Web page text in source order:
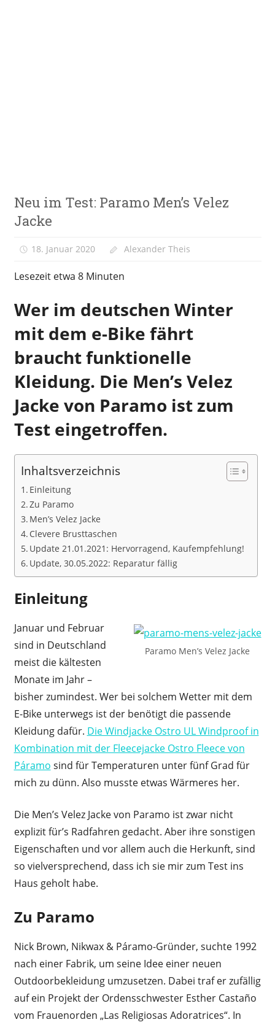
Neu im Test: Paramo Men’s Velez
Jacke
18. Januar 2020 Alexander Theis
Lesezeit etwa 8 Minuten
Wer im deutschen Winter
mit dem e-Bike fährt
braucht funktionelle
Kleidung. Die Men’s Velez
Jacke von Paramo ist zum
Test eingetroffen.
Inhaltsverzeichnis
Einleitung
Zu Paramo
Men’s Velez Jacke
Clevere Brusttaschen
Update 21.01.2021: Hervorragend, Kaufempfehlung!
Update, 30.05.2022: Reparatur fällig
Einleitung
Paramo Men’s Velez Jacke
Januar und Februar
sind in Deutschland
meist die kältesten
Monate im Jahr –
bisher zumindest. Wer bei solchem Wetter mit dem
E-Bike unterwegs ist der benötigt die passende
Kleidung dafür. Die Windjacke Ostro UL Windproof in
Kombination mit der Fleecejacke Ostro Fleece von
Páramo sind für Temperaturen unter fünf Grad für
mich zu dünn. Also musste etwas Wärmeres her.
Die Men’s Velez Jacke von Paramo ist zwar nicht
explizit für’s Radfahren gedacht. Aber ihre sonstigen
Eigenschaften und vor allem auch die Herkunft, sind
so vielversprechend, dass ich sie mir zum Test ins
Haus geholt habe.
Zu Paramo
Nick Brown, Nikwax & Páramo-Gründer, suchte 1992
nach einer Fabrik, um seine Idee einer neuen
Outdoorbekleidung umzusetzen. Dabei traf er zufällig
auf ein Projekt der Ordensschwester Esther Castaño
vom Frauenorden „Las Religiosas Adoratrices“. In